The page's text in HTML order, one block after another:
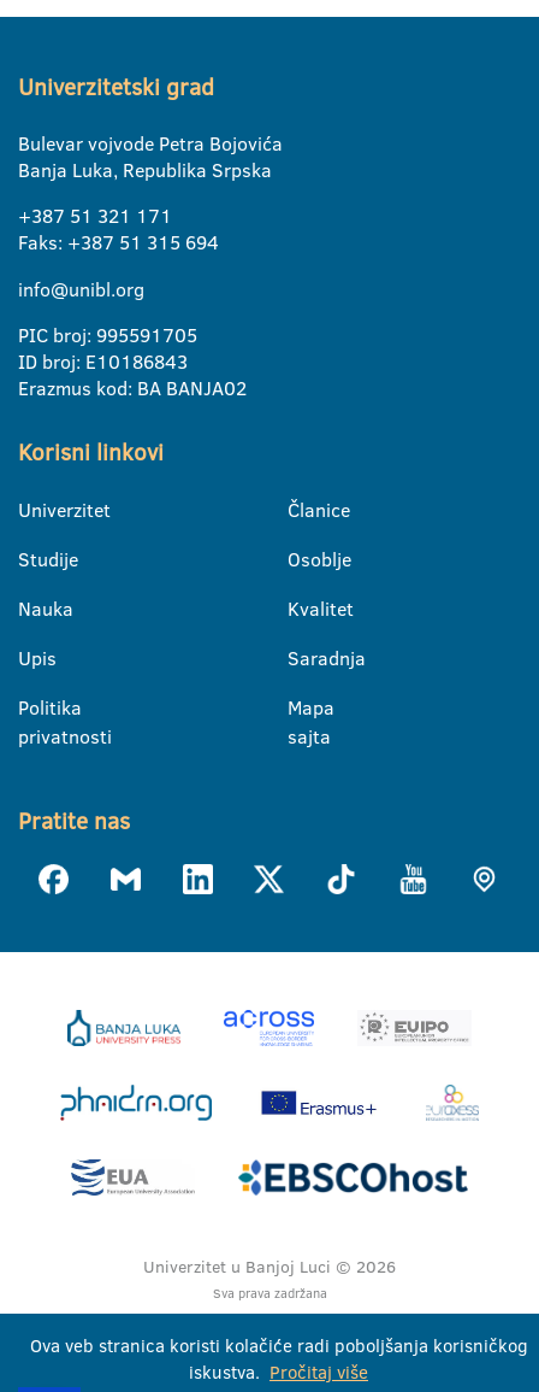
Univerzitetski grad
Bulevar vojvode Petra Bojovića
Banja Luka, Republika Srpska
+387 51 321 171
Faks: +387 51 315 694
info@unibl.org
PIC broj: 995591705
ID broj: E10186843
Erazmus kod: BA BANJA02
Korisni linkovi
Univerzitet
Studije
Nauka
Upis
Politika
privatnosti
Članice
Osoblje
Kvalitet
Saradnja
Mapa
sajta
Pratite nas
Univerzitet u Banjoj Luci © 2026
Sva prava zadržana
Ova veb stranica koristi kolačiće radi poboljšanja korisničkog
iskustva. Pročitaj više